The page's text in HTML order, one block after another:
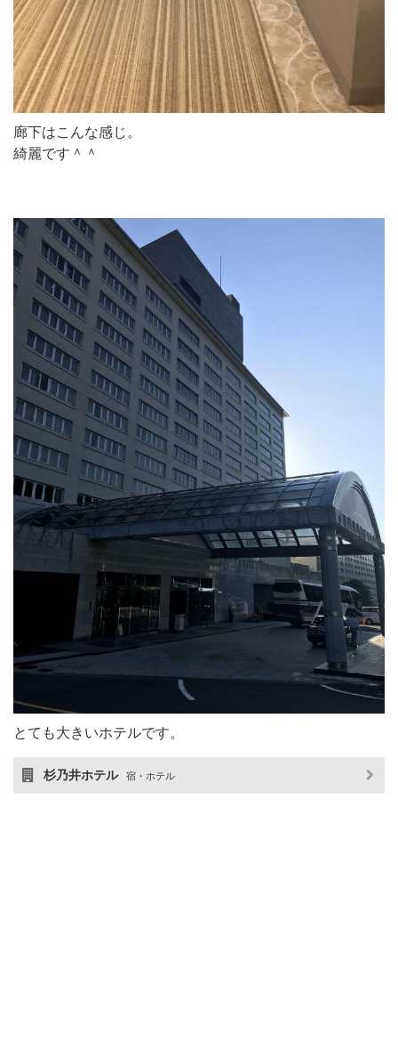
廊下はこんな感じ。
綺麗です＾＾
とても大きいホテルです。
杉乃井ホテル 宿・ホテル